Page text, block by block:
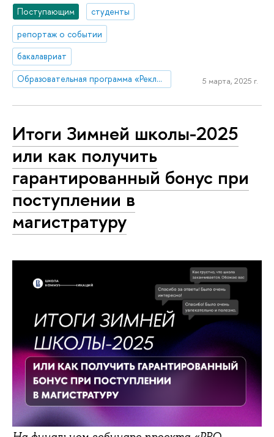
Поступающим
студенты
репортаж о событии
бакалавриат
Образовательная программа «Реклама и связи с общественностью»
5 марта, 2025 г.
Итоги Зимней школы-2025
или как получить
гарантированный бонус при
поступлении в
магистратуру